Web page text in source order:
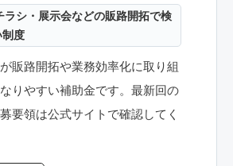
シ・展示会などの販路開拓で検
度
販路開拓や業務効率化に取り組
りやすい補助金です。最新回の
要領は公式サイトで確認してく